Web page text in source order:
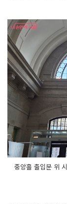
중앙홀 출입문 위